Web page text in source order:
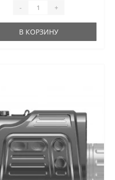
- +
В КОРЗИНУ